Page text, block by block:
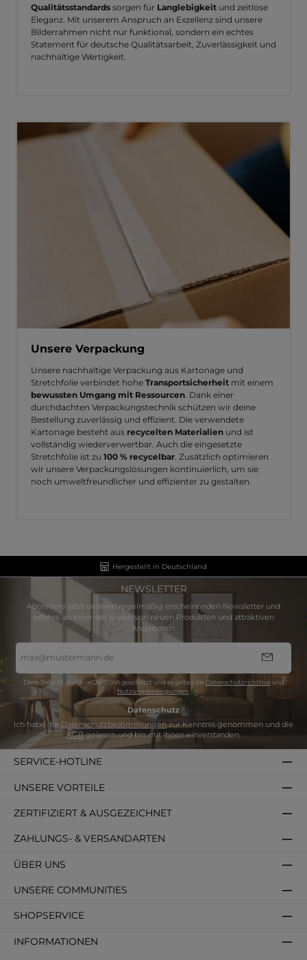
Qualitätsstandards sorgen für Langlebigkeit und zeitlose
Eleganz. Mit unserem Anspruch an Exzellenz sind unsere
Bilderrahmen nicht nur funktional, sondern ein echtes
Statement für deutsche Qualitätsarbeit, Zuverlässigkeit und
nachhaltige Wertigkeit.
Unsere Verpackung
Unsere nachhaltige Verpackung aus Kartonage und
Stretchfolie verbindet hohe Transportsicherheit mit einem
bewussten Umgang mit Ressourcen . Dank einer
durchdachten Verpackungstechnik schützen wir deine
Bestellung zuverlässig und effizient. Die verwendete
Kartonage besteht aus recycelten Materialien und ist
vollständig wiederverwertbar. Auch die eingesetzte
Stretchfolie ist zu 100 % recycelbar . Zusätzlich optimieren
wir unsere Verpackungslösungen kontinuierlich, um sie
noch umweltfreundlicher und effizienter zu gestalten.
Hergestellt in Deutschland
NEWSLETTER
Abonniere jetzt unseren regelmäßig erscheinenden Newsletter und
erfahre als einer der Ersten von neuen Produkten und attraktiven
Angeboten.
Mail-
Adresse
Diese Seite ist durch reCAPTCHA geschützt und es gelten die Datenschutzrichtlinieund
Nutzungsbedingungen.
Datenschutz
Ich habe die Datenschutzbestimmungenzur Kenntnis genommen und die
AGBgelesen und bin mit ihnen einverstanden.
SERVICE-HOTLINE
SHOPSERVICE
INFORMATIONEN
ZAHLUNGS- & VERSANDARTEN
ÜBER UNS
ZERTIFIZIERT & AUSGEZEICHNET
UNSERE VORTEILE
UNSERE COMMUNITIES